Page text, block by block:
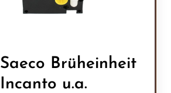
Saeco Brüheinheit
Incanto u.a.